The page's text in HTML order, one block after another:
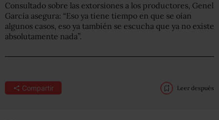
Consultado sobre las extorsiones a los productores, Genel
García asegura: “Eso ya tiene tiempo en que se oían
algunos casos, eso ya también se escucha que ya no existe
absolutamente nada”.
Compartir Leer después